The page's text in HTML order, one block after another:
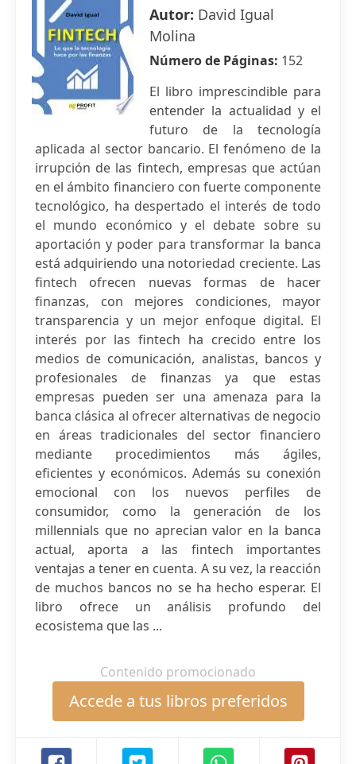
Autor: David Igual
Molina
Número de Páginas: 152
El libro imprescindible para
entender la actualidad y el
futuro de la tecnología
aplicada al sector bancario. El fenómeno de la
irrupción de las fintech, empresas que actúan
en el ámbito financiero con fuerte componente
tecnológico, ha despertado el interés de todo
el mundo económico y el debate sobre su
aportación y poder para transformar la banca
está adquiriendo una notoriedad creciente. Las
fintech ofrecen nuevas formas de hacer
finanzas, con mejores condiciones, mayor
transparencia y un mejor enfoque digital. El
interés por las fintech ha crecido entre los
medios de comunicación, analistas, bancos y
profesionales de finanzas ya que estas
empresas pueden ser una amenaza para la
banca clásica al ofrecer alternativas de negocio
en áreas tradicionales del sector financiero
mediante procedimientos más ágiles,
eficientes y económicos. Además su conexión
emocional con los nuevos perfiles de
consumidor, como la generación de los
millennials que no aprecian valor en la banca
actual, aporta a las fintech importantes
ventajas a tener en cuenta. A su vez, la reacción
de muchos bancos no se ha hecho esperar. El
libro ofrece un análisis profundo del
ecosistema que las ...
Contenido promocionado
Accede a tus libros preferidos